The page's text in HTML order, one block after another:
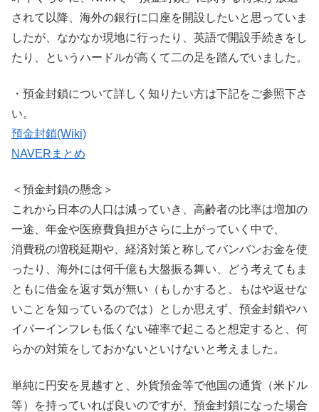
されて以降、海外の銀行に口座を開設したいと思っていま
したが、なかなか現地に行ったり、英語で開設手続きをし
たり、というハードルが高くて二の足を踏んでいました。
・預金封鎖について詳しく知りたい方は下記をご参照下さ
い。
預金封鎖(Wiki)
NAVERまとめ
＜預金封鎖の懸念＞
これから日本の人口は減っていき、高齢者の比率は増加の
一途、年金や医療費負担がさらに上がっていく中で、
消費税の増税延期や、経済対策と称してバンバンお金を使
ったり、海外には何千億も大盤振る舞い、どう考えてもま
ともに借金を返す気が無い（もしかすると、もはや返せな
いことを知っているのでは）としか思えず、預金封鎖やハ
イパーインフレも低くない確率で起こると想定すると、何
らかの対策をしておかないといけないと考えました。
単純に円安を見越すと、外貨預金等で他国の通貨（米ドル
等）を持っていれば良いのですが、預金封鎖になった場合